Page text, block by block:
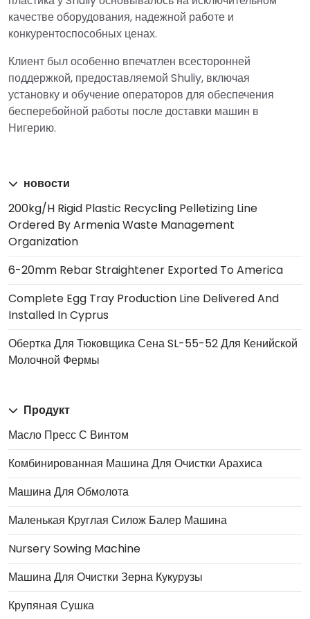
качестве оборудования, надежной работе и
конкурентоспособных ценах.
Клиент был особенно впечатлен всесторонней
поддержкой, предоставляемой Shuliy, включая
установку и обучение операторов для обеспечения
бесперебойной работы после доставки машин в
Нигерию.
новости
200kg/h Rigid Plastic Recycling Pelletizing Line
Ordered By Armenia Waste Management
Organization
6-20mm Rebar Straightener Exported To America
Complete Egg Tray Production Line Delivered And
Installed In Cyprus
Обертка Для Тюковщика Сена SL-55-52 Для Кенийской
Молочной Фермы
Продукт
Масло Пресс С Винтом
Комбинированная Машина Для Очистки Арахиса
Машина Для Обмолота
Маленькая Круглая Силож Балер Машина
Nursery Sowing Machine
Машина Для Очистки Зерна Кукурузы
Крупяная Сушка